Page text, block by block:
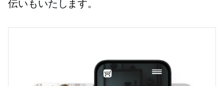
伝いもいたします。